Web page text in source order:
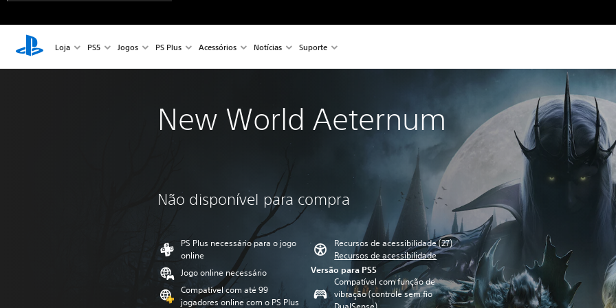
Loja PS5 Jogos PS Plus Acessórios Notícias Suporte
New World Aeternum
Não disponível para compra
PS Plus necessário para o jogo
online
Jogo online necessário
Compatível com até 99
jogadores online com o PS Plus
Recursos de acessibilidade (27)
Recursos de acessibilidade
Versão para PS5
Compatível com função de
vibração (controle sem fio